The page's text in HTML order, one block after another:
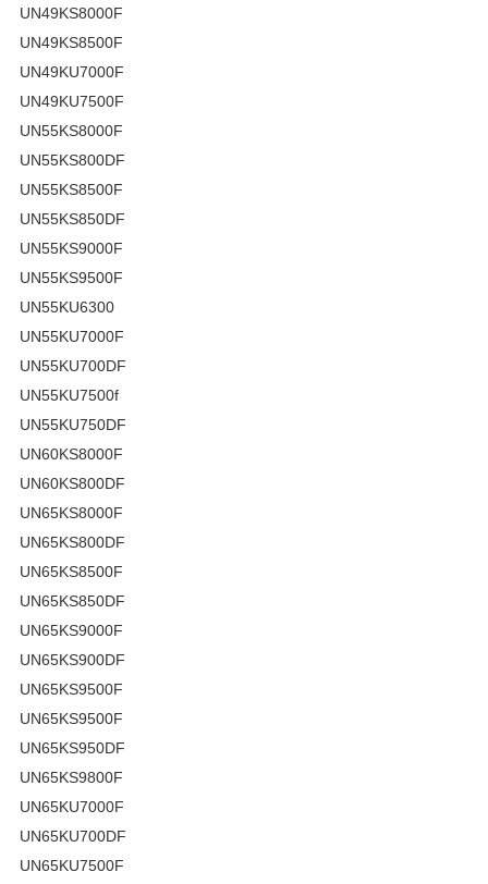
UN49KS8000F
UN49KS8500F
UN49KU7000F
UN49KU7500F
UN55KS8000F
UN55KS800DF
UN55KS8500F
UN55KS850DF
UN55KS9000F
UN55KS9500F
UN55KU6300
UN55KU7000F
UN55KU700DF
UN55KU7500f
UN55KU750DF
UN60KS8000F
UN60KS800DF
UN65KS8000F
UN65KS800DF
UN65KS8500F
UN65KS850DF
UN65KS9000F
UN65KS900DF
UN65KS9500F
UN65KS9500F
UN65KS950DF
UN65KS9800F
UN65KU7000F
UN65KU700DF
UN65KU7500F